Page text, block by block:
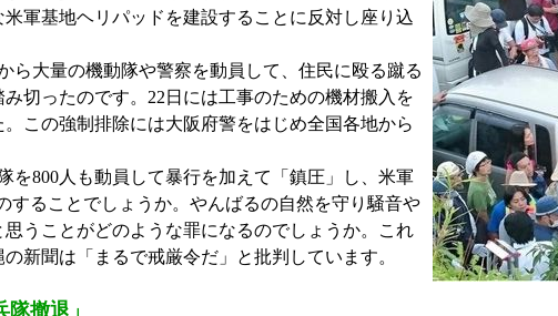
軍基地ヘリパッドを建設することに反対し座り込
大量の機動隊や警察を動員して、住民に殴る蹴る
切ったのです。22日には工事のための機材搬入を
この強制排除には大阪府警をはじめ全国各地から
800人も動員して暴行を加えて「鎮圧」し、米軍
ることでしょうか。やんばるの自然を守り騒音や
うことがどのような罪になるのでしょうか。これ
新聞は「まるで戒厳令だ」と批判しています。
撤退」